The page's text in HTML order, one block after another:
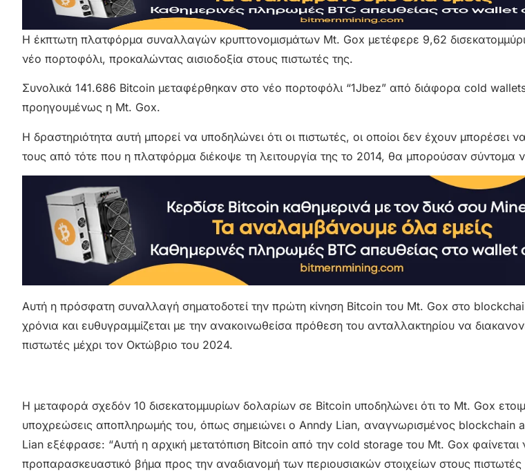
Η έκπτωτη πλατφόρμα συναλλαγών κρυπτονομισμάτων Mt. Gox μετέφερε 9,62
νέο πορτοφόλι, προκαλώντας αισιοδοξία στους πιστωτές της.
Συνολικά 141.686 Bitcoin μεταφέρθηκαν στο νέο πορτοφόλι “1Jbez” από διάφορα cold
προηγουμένως η Mt. Gox.
Η δραστηριότητα αυτή μπορεί να υποδηλώνει ότι οι πιστωτές, οι οποίοι δεν έχουν μπορέσει
τους από τότε που η πλατφόρμα διέκοψε τη λειτουργία της το 2014, θα μπορούσαν σύντομα
Αυτή η πρόσφατη συναλλαγή σηματοδοτεί την πρώτη κίνηση Bitcoin του Mt. Gox στο
χρόνια και ευθυγραμμίζεται με την ανακοινωθείσα πρόθεση του ανταλλακτηρίου να
πιστωτές μέχρι τον Οκτώβριο του 2024.
Η μεταφορά σχεδόν 10 δισεκατομμυρίων δολαρίων σε Bitcoin υποδηλώνει ότι το Mt. Gox
υποχρεώσεις αποπληρωμής του, όπως σημειώνει ο Anndy Lian, αναγνωρισμένος blockchain
Lian εξέφρασε: “Αυτή η αρχική μετατόπιση Bitcoin από την cold storage του Mt. Gox φαίνεται
προπαρασκευαστικό βήμα προς την αναδιανομή των περιουσιακών στοιχείων στους πιστωτές